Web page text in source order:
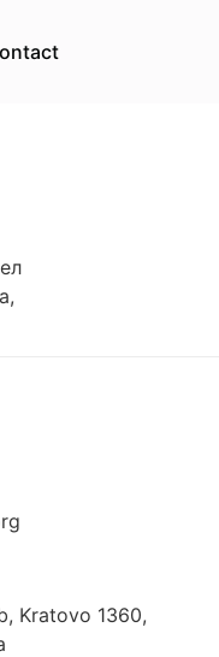
Kratovo 1360,